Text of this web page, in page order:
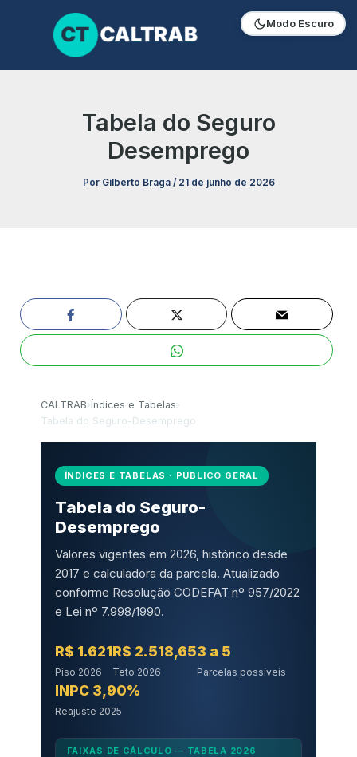
conteúdo
Tabela do Seguro
Desemprego
Por Gilberto Braga / 21 de junho de 2026
Modo Escuro
CALTRAB›Índices e Tabelas›
Tabela do Seguro-Desemprego
ÍNDICES E TABELAS · PÚBLICO GERAL
Tabela do Seguro-
Desemprego
Valores vigentes em 2026, histórico desde
2017 e calculadora da parcela. Atualizado
conforme Resolução CODEFAT nº 957/2022
e Lei nº 7.998/1990.
R$ 1.621
Piso 2026
R$ 2.518,65
Teto 2026
3 a 5
Parcelas possíveis
INPC 3,90%
Reajuste 2025
FAIXAS DE CÁLCULO — TABELA 2026